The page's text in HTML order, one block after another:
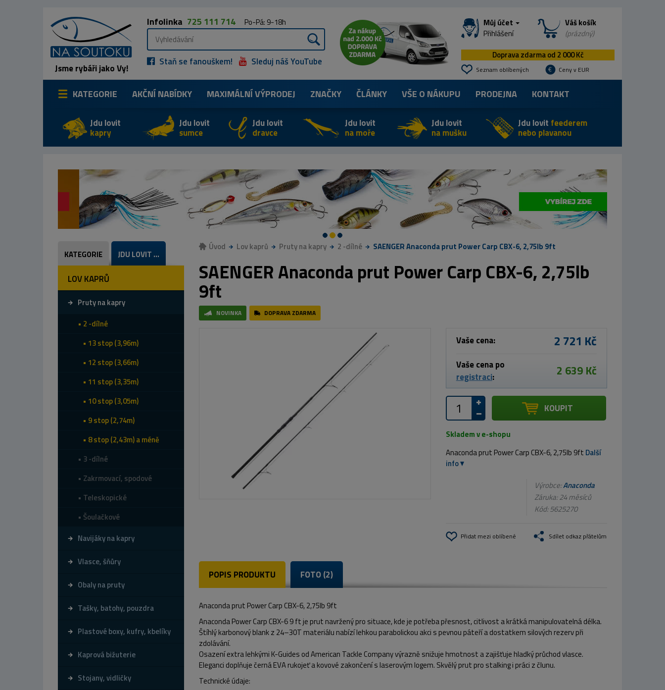
Jsme rybáři jako Vy!
Infolinka 725 111 714 Po-Pá: 9-18h
Staň se fanouškem! Sleduj náš YouTube
Můj účet
Přihlášení
Váš košík
(prázdný)
Doprava zdarma od 2 000 Kč
Seznam oblíbených Ceny v EUR
KATEGORIE AKČNÍ NABÍDKY MAXIMÁLNÍVÝPRODEJ ZNAČKY ČLÁNKY VŠE O NÁKUPU PRODEJNA KONTAKT
Jdu lovit
kapry
Jdu lovit
sumce
Jdu lovit
dravce
Jdu lovit
na moře
Jdu lovit
na mušku
Jdu lovit feederem
nebo plavanou
KATEGORIE JDU LOVIT ...
LOV KAPRŮ
Pruty na kapry
2 -dílné
13 stop (3,96m)
12 stop (3,66m)
11 stop (3,35m)
10 stop (3,05m)
9 stop (2,74m)
8 stop (2,43m) a méně
3 -dílné
Zakrmovací, spodové
Teleskopické
Šoulačkové
Navijáky na kapry
Vlasce, šňůry
Obaly na pruty
Tašky, batohy, pouzdra
Plastové boxy, kufry, kbelíky
Kaprová bižuterie
Stojany, vidličky
Úvod Lov kaprů Pruty na kapry 2 -dílné SAENGER Anaconda prut Power Carp CBX-6, 2,75lb 9ft
SAENGER Anaconda prut Power Carp CBX-6, 2,75lb
9ft
NOVINKA DOPRAVA ZDARMA
Vaše cena: 2 721 Kč
Vaše cena po
registraci: 2 639 Kč
KOUPIT
Skladem v e-shopu
Anaconda prut Power Carp CBX-6, 2,75lb 9ft Další
info
Výrobce:Anaconda
Záruka: 24 měsíců
Kód:5625270
Přidat mezi oblíbené Sdílet odkaz přátelům
POPIS PRODUKTU FOTO (2)
Anaconda prut Power Carp CBX-6, 2,75lb 9ft
Anaconda Power Carp CBX-6 9 ft je prut navržený pro situace, kde je potřeba přesnost, citlivost a krátká manipulovatelná délka.
Štíhlý karbonový blank z 24–30T materiálu nabízí lehkou parabolickou akci s pevnou páteří a dostatkem silových rezerv při
zdolávání.
Osazení extra lehkými K-Guides od American Tackle Company výrazně snižuje hmotnost a zajišťuje hladký průchod vlasce.
Eleganci doplňuje černá EVA rukojeť a kovové zakončení s laserovým logem. Skvělý prut pro stalking i práci z člunu.
Technické údaje: